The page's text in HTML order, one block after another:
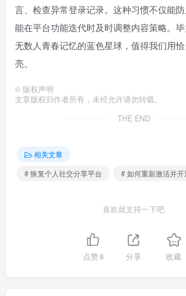
言、检查异常登录记录。这种习惯不仅能
能在平台功能迭代时及时调整内容策略。
无数人青春记忆的蓝色星球，值得我们用
亮。
© 版权声明
文章版权归作者所有，未经允许请勿转载。
THE END
相关文章
# 恢复个人社交分享平台
# 如何重新激活并开
喜欢就支持一下吧
点赞8 分享 收藏